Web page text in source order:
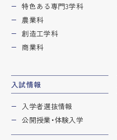
特色ある専門3学科
農業科
創造工学科
商業科
入試情報
入学者選抜情報
公開授業・体験入学